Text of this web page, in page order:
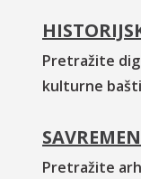
Pretražite
kulturne
Pretražite